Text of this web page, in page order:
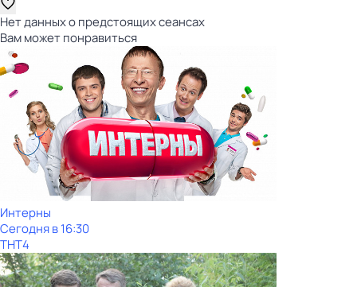
Нет данных о предстоящих сеансах
Вам может понравиться
Интерны
Сегодня в 16:30
ТНТ4